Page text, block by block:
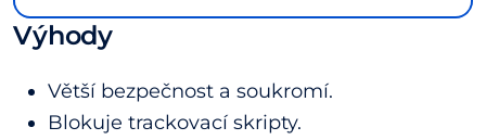
Výhody
Větší bezpečnost a soukromí.
Blokuje trackovací skripty.